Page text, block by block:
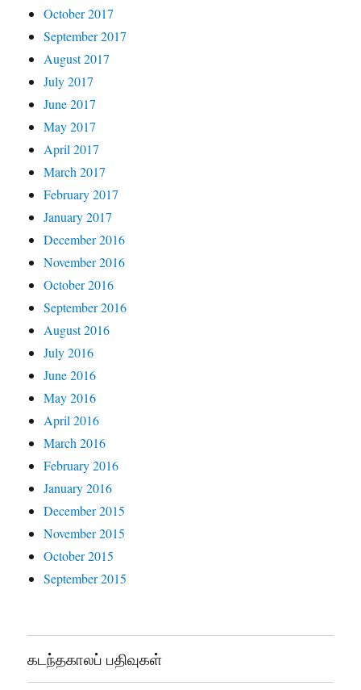
October 2017
September 2017
August 2017
July 2017
June 2017
May 2017
April 2017
March 2017
February 2017
January 2017
December 2016
November 2016
October 2016
September 2016
August 2016
July 2016
June 2016
May 2016
April 2016
March 2016
February 2016
January 2016
December 2015
November 2015
October 2015
September 2015
கடந்தகாலப் பதிவுகள்